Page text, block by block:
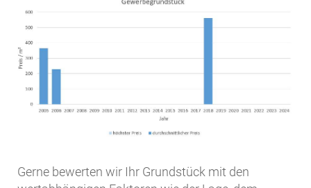
Gerne bewerten wir Ihr Grundstück mit den